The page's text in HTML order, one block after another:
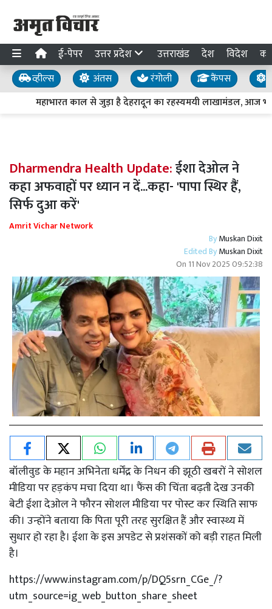
ई-पेपर उत्तर प्रदेश उत्तराखंड देश विदेश
व्हील्स अंतस रंगोली कैंपस
महाभारत काल से जुड़ा है देहरादून का रहस्यमयी लाखामंडल, आज भी
Dharmendra Health Update:ईशा देओल ने
कहा अफवाहों पर ध्यान न दें...कहा- 'पापा स्थिर हैं,
सिर्फ दुआ करें'
Amrit Vichar Network
ByMuskan Dixit
Edited ByMuskan Dixit
On 11 Nov 2025 09:52:38
बॉलीवुड के महान अभिनेता धर्मेंद्र के निधन की झूठी खबरों ने सोशल
मीडिया पर हड़कंप मचा दिया था। फैंस की चिंता बढ़ती देख उनकी
बेटी ईशा देओल ने फौरन सोशल मीडिया पर पोस्ट कर स्थिति साफ
की। उन्होंने बताया कि पिता पूरी तरह सुरक्षित हैं और स्वास्थ्य में
सुधार हो रहा है। ईशा के इस अपडेट से प्रशंसकों को बड़ी राहत मिली
है।
https://www.instagram.com/p/DQ5srn_CGe_/?
utm_source=ig_web_button_share_sheet